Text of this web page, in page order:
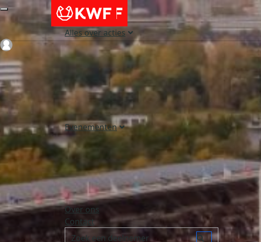
Alles over acties
Evenementen
Over ons
Contact
Login